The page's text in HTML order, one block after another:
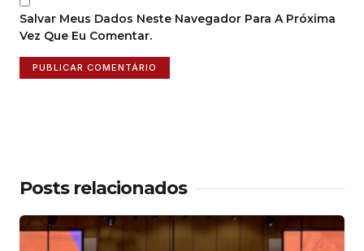
Salvar Meus Dados Neste Navegador Para A Próxima
Vez Que Eu Comentar.
Posts relacionados